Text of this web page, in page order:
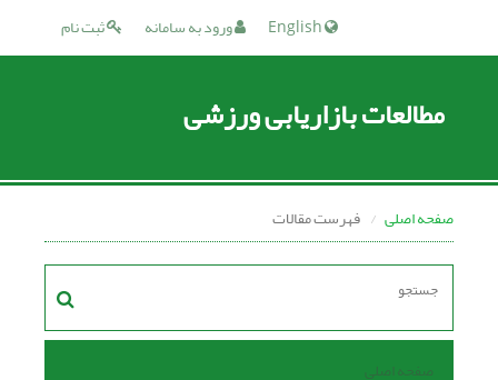
ثبت نام ورود به سامانه
مطالعات بازاریابی ورزشی
صفحه اصلی فهرست مقالات
صفحه اصلی